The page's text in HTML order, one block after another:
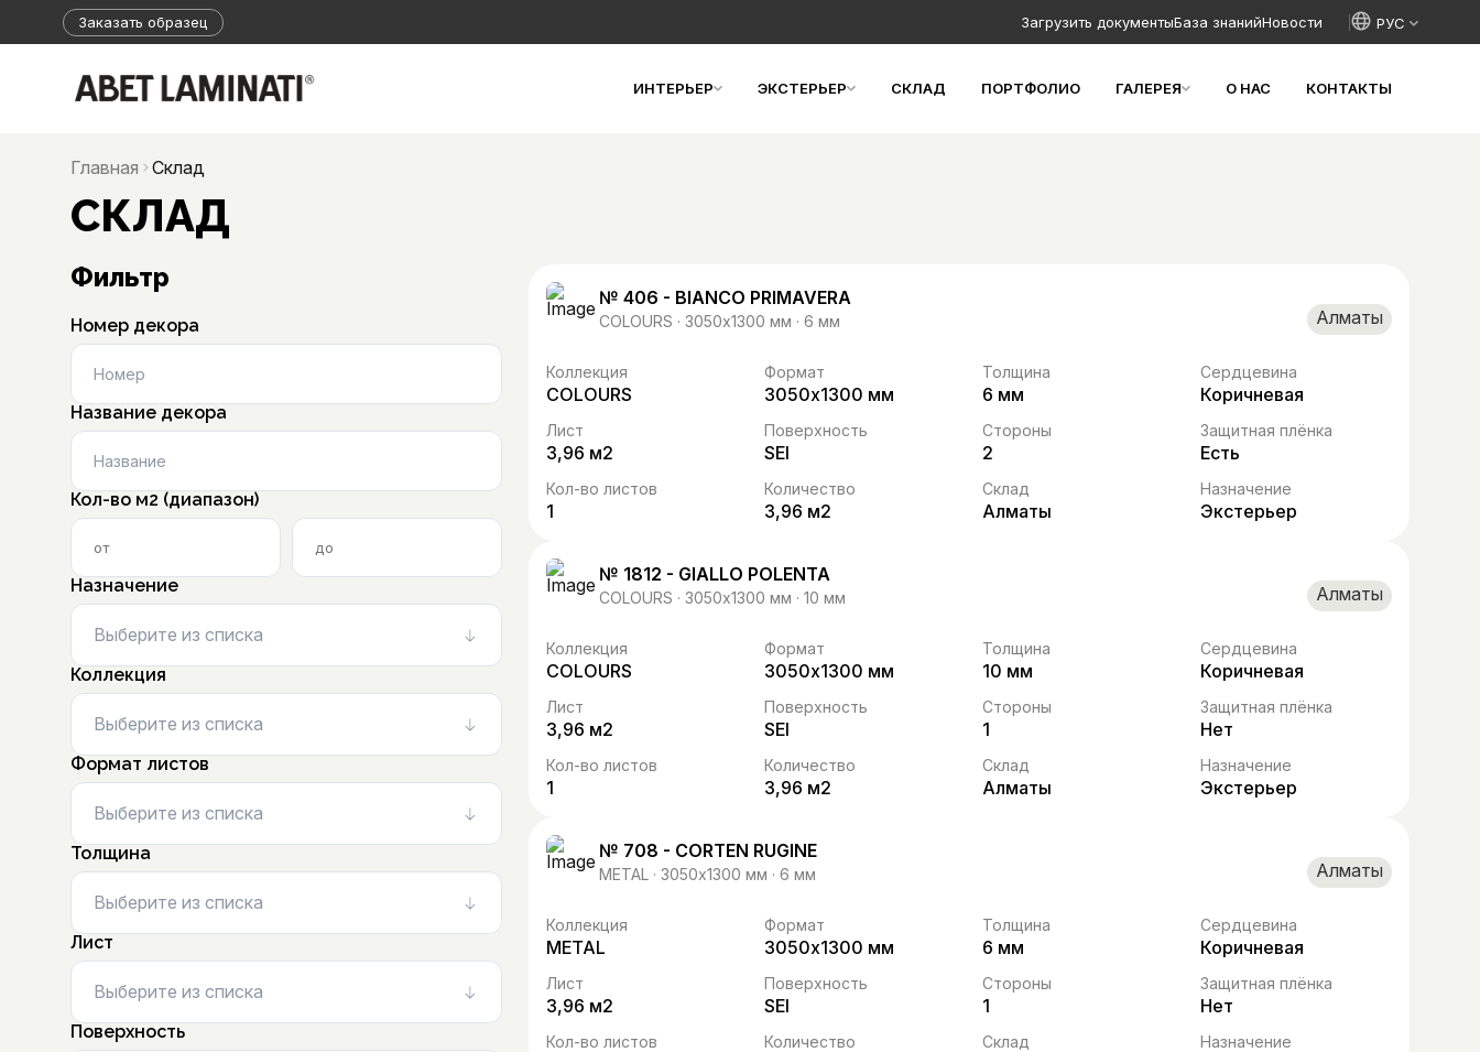
Заказать образец Загрузить документыБаза знанийНовости
ИНТЕРЬЕР ЭКСТЕРЬЕР СКЛАД ПОРТФОЛИО ГАЛЕРЕЯ О НАС КОНТАКТЫ
Главная Склад
СКЛАД
Фильтр
Номер декора
Название декора
Кол-во м2 (диапазон)
Назначение
Выберите из списка
Коллекция
Выберите из списка
Формат листов
Выберите из списка
Толщина
Выберите из списка
Лист
Выберите из списка
Поверхность
№ 406 - BIANCO PRIMAVERA
COLOURS · 3050х1300 мм · 6 мм Алматы
Коллекция
COLOURS
Формат
3050х1300 мм
Толщина
6 мм
Сердцевина
Коричневая
Лист
3,96 м2
Поверхность
SEI
Стороны
2
Защитная плёнка
Есть
Кол-во листов
1
Количество
3,96 м2
Склад
Алматы
Назначение
Экстерьер
№ 1812 - GIALLO POLENTA
COLOURS · 3050х1300 мм · 10 мм Алматы
Коллекция
COLOURS
Формат
3050х1300 мм
Толщина
10 мм
Сердцевина
Коричневая
Лист
3,96 м2
Поверхность
SEI
Стороны
1
Защитная плёнка
Нет
Кол-во листов
1
Количество
3,96 м2
Склад
Алматы
Назначение
Экстерьер
№ 708 - CORTEN RUGINE
METAL · 3050х1300 мм · 6 мм Алматы
Коллекция
METAL
Формат
3050х1300 мм
Толщина
6 мм
Сердцевина
Коричневая
Лист
3,96 м2
Поверхность
SEI
Стороны
1
Защитная плёнка
Нет
Кол-во листов Количество Склад Назначение